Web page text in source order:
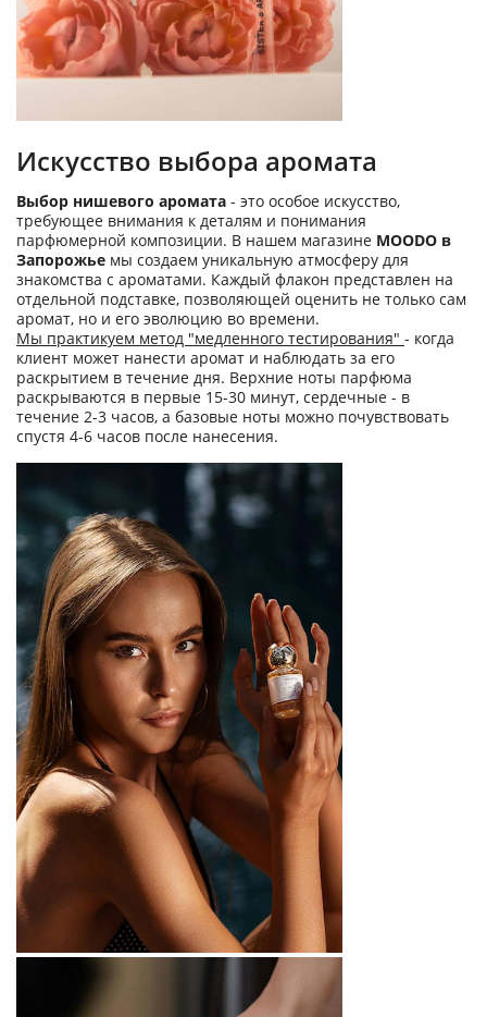
Искусство выбора аромата
Выбор нишевого аромата - это особое искусство,
требующее внимания к деталям и понимания
парфюмерной композиции. В нашем магазине MOODO в
Запорожье мы создаем уникальную атмосферу для
знакомства с ароматами. Каждый флакон представлен на
отдельной подставке, позволяющей оценить не только сам
аромат, но и его эволюцию во времени.
Мы практикуем метод "медленного тестирования" - когда
клиент может нанести аромат и наблюдать за его
раскрытием в течение дня. Верхние ноты парфюма
раскрываются в первые 15-30 минут, сердечные - в
течение 2-3 часов, а базовые ноты можно почувствовать
спустя 4-6 часов после нанесения.